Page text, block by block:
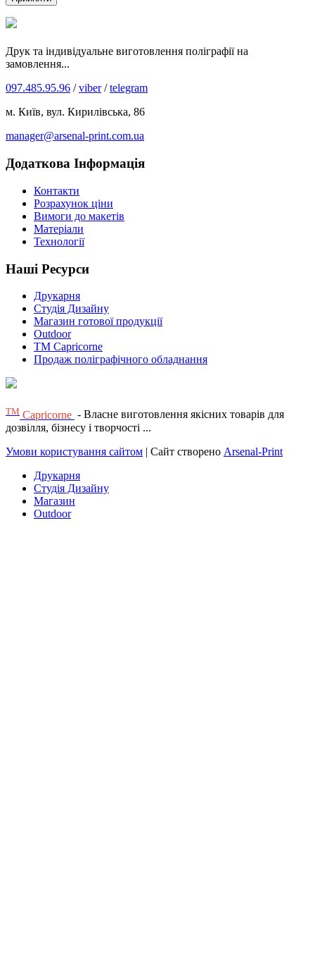
Друк та індивідуальне виготовлення поліграфії на
замовлення...
097.485.95.96 /viber/telegram
м. Київ, вул. Кирилівська, 86
manager@arsenal-print.com.ua
Додаткова Інформація
Контакти
Розрахунок ціни
Вимоги до макетів
Матеріали
Технології
Наші Ресурси
Друкарня
Студія Дизайну
Магазин готової продукції
Outdoor
TM Capricorne
Продаж поліграфічного обладнання
ТМ Capricorne - Власне виготовлення якісних товарів для
дозвілля, бізнесу і творчості ...
Умови користування сайтом | Сайт створено Arsenal-Print
Друкарня
Студія Дизайну
Магазин
Outdoor